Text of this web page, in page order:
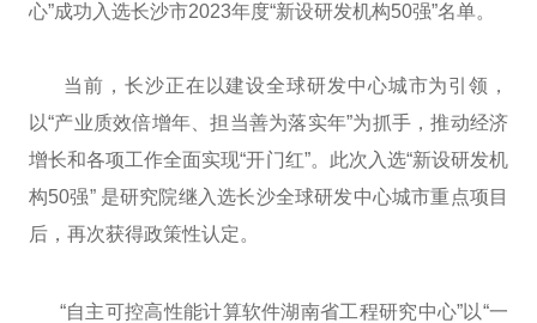
心”成功入选长沙市2023年度“新设研发机构50强”名单。
当前，长沙正在以建设全球研发中心城市为引领，
以“产业质效倍增年、担当善为落实年”为抓手，推动经济
增长和各项工作全面实现“开门红”。此次入选“新设研发机
构50强” 是研究院继入选长沙全球研发中心城市重点项目
后，再次获得政策性认定。
“自主可控高性能计算软件湖南省工程研究中心”以“一